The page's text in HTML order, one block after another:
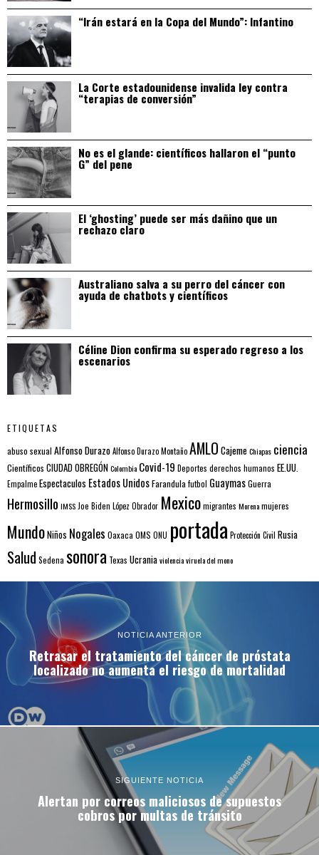
“Irán estará en la Copa del Mundo”: Infantino
La Corte estadounidense invalida ley contra
“terapias de conversión”
No es el glande: científicos hallaron el “punto
G” del pene
El ‘ghosting’ puede ser más dañino que un
rechazo claro
Australiano salva a su perro del cáncer con
ayuda de chatbots y científicos
Céline Dion confirma su esperado regreso a los
escenarios
ETIQUETAS
abuso sexual Alfonso DurazoAlfonso Durazo MontañoAMLO CajemeChiapas ciencia
Científicos CIUDAD OBREGÓNColombia Covid-19 Deportes derechos humanos EE.UU.
EmpalmeEspectaculos Estados UnidosFarandulafutbol GuaymasGuerra
Hermosillo IMSS Joe Biden López Obrador Mexicomigrantes Morenamujeres
MundoNiños Nogales Oaxaca OMS ONU portada Protección Civil Rusia
Salud Sedena sonora Texas Ucraniaviolenciaviruela del mono
NOTICIA ANTERIOR
Retrasar el tratamiento del cáncer de próstata
localizado no aumenta el riesgo de mortalidad
SIGUIENTE NOTICIA
Alertan por correos maliciosos de supuestos
cobros por multas de tránsito